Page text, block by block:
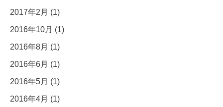
2017年2月 (1)
2016年10月 (1)
2016年8月 (1)
2016年6月 (1)
2016年5月 (1)
2016年4月 (1)